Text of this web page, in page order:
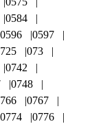
0584
0596
0597
073
0742
0748
0767
0774
0776